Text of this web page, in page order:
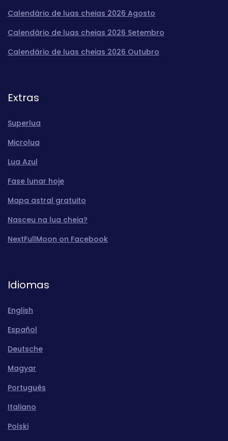
Calendário de luas cheias 2026 Agosto
Calendário de luas cheias 2026 Setembro
Calendário de luas cheias 2026 Outubro
Extras
Superlua
Microlua
Lua Azul
Fase lunar hoje
Mapa astral gratuito
Nasceu na lua cheia?
NextFullMoon on Facebook
Idiomas
English
Español
Deutsche
Magyar
Português
Italiano
Polski